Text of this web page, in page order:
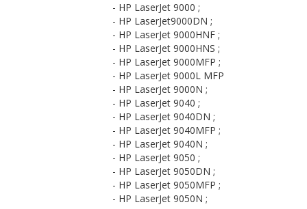
- HP LaserJet 9000 ;
- HP LaserJet9000DN ;
- HP LaserJet 9000HNF ;
- HP LaserJet 9000HNS ;
- HP LaserJet 9000MFP ;
- HP LaserJet 9000L MFP
- HP LaserJet 9000N ;
- HP LaserJet 9040 ;
- HP LaserJet 9040DN ;
- HP LaserJet 9040MFP ;
- HP LaserJet 9040N ;
- HP LaserJet 9050 ;
- HP LaserJet 9050DN ;
- HP LaserJet 9050MFP ;
- HP LaserJet 9050N ;